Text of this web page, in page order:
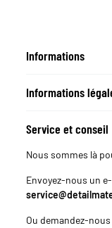
Informations
Informations
Service et conseil
Nous sommes là
Envoyez-nous un
Ou demandez-